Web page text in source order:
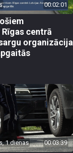
00:02:01
centrā
organizācija
1 dienas 00:03:39